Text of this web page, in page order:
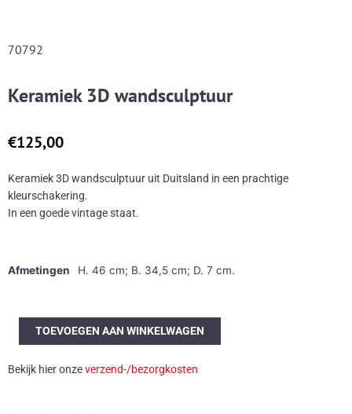
70792
Keramiek 3D wandsculptuur
€125,00
Keramiek 3D wandsculptuur uit Duitsland in een prachtige
kleurschakering.
In een goede vintage staat.
Afmetingen H. 46 cm; B. 34,5 cm; D. 7 cm.
Keramiek
3D
aantal
TOEVOEGEN AAN WINKELWAGEN
Bekijk hier onzeverzend-/bezorgkosten